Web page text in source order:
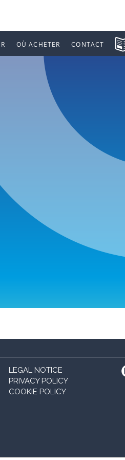
OÙ ACHETER CONTACT
LEGAL NOTICE
PRIVACY POLICY
COOKIE POLICY